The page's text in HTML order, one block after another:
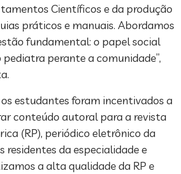
Científicos e da produção
práticos e manuais. Abordamos
fundamental: o papel social
perante a comunidade”,
estudantes foram incentivados a
conteúdo autoral para a revista
(RP), periódico eletrônico da
residentes da especialidade e
a alta qualidade da RP e